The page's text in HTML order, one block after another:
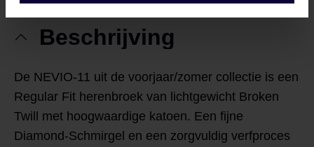
Beschrijving
De NEVIO-11 uit de voorjaar/zomer collectie is een
Regular Fit herenbroek van lichtgewicht Broken
Twill
met hoogwaardige katoen. Een fijne
Diamond-Schmirgel en een zorgvuldig verfproces